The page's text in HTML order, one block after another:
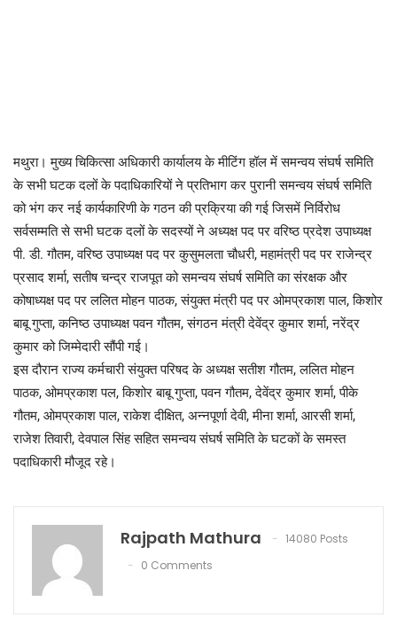
मथुरा। मुख्य चिकित्सा अधिकारी कार्यालय के मीटिंग हॉल में समन्वय संघर्ष समिति
के सभी घटक दलों के पदाधिकारियों ने प्रतिभाग कर पुरानी समन्वय संघर्ष समिति
को भंग कर नई कार्यकारिणी के गठन की प्रक्रिया की गई जिसमें निर्विरोध
सर्वसम्मति से सभी घटक दलों के सदस्यों ने अध्यक्ष पद पर वरिष्ठ प्रदेश उपाध्यक्ष
पी. डी. गौतम, वरिष्ठ उपाध्यक्ष पद पर कुसुमलता चौधरी, महामंत्री पद पर राजेन्द्र
प्रसाद शर्मा, सतीष चन्द्र राजपूत को समन्वय संघर्ष समिति का संरक्षक और
कोषाध्यक्ष पद पर ललित मोहन पाठक, संयुक्त मंत्री पद पर ओमप्रकाश पाल, किशोर
बाबू गुप्ता, कनिष्ठ उपाध्यक्ष पवन गौतम, संगठन मंत्री देवेंद्र कुमार शर्मा, नरेंद्र
कुमार को जिम्मेदारी सौंपी गई।
इस दौरान राज्य कर्मचारी संयुक्त परिषद के अध्यक्ष सतीश गौतम, ललित मोहन
पाठक, ओमप्रकाश पल, किशोर बाबू गुप्ता, पवन गौतम, देवेंद्र कुमार शर्मा, पीके
गौतम, ओमप्रकाश पाल, राकेश दीक्षित, अन्नपूर्णा देवी, मीना शर्मा, आरसी शर्मा,
राजेश तिवारी, देवपाल सिंह सहित समन्वय संघर्ष समिति के घटकों के समस्त
पदाधिकारी मौजूद रहे।
Rajpath Mathura
14080 Posts
0 Comments